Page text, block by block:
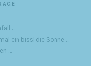
…
ein bissl die Sonne …
…